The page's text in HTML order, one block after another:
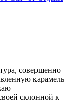
совершенно
карамель
склонной к